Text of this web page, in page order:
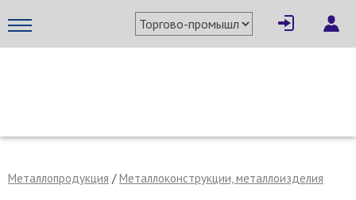
Металлопродукция /Металлоконструкции, металлоизделия
× Написать поставщику